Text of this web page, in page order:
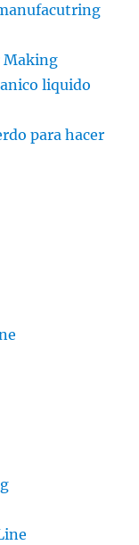
Making
liquido
para hacer